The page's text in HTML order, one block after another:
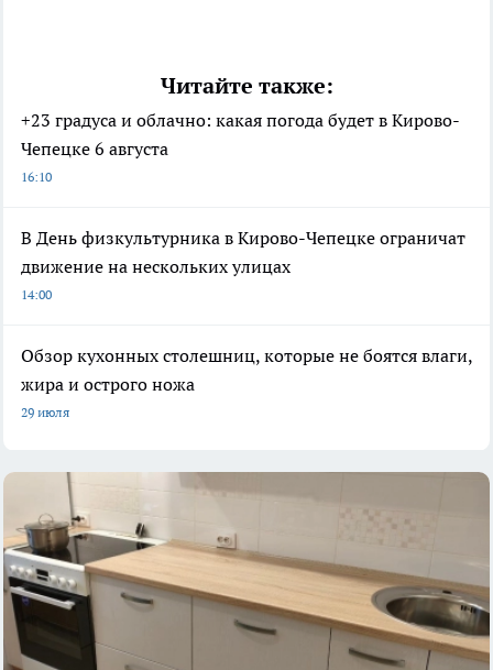
Читайте также:
+23 градуса и облачно: какая погода будет в Кирово-
Чепецке 6 августа
16:10
В День физкультурника в Кирово-Чепецке ограничат
движение на нескольких улицах
14:00
Обзор кухонных столешниц, которые не боятся влаги,
жира и острого ножа
29 июля